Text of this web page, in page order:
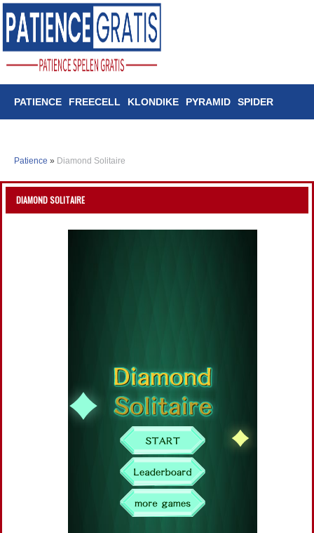
PATIENCE FREECELL KLONDIKE PYRAMID SPIDER
Patience » Diamond Solitaire
DIAMOND SOLITAIRE